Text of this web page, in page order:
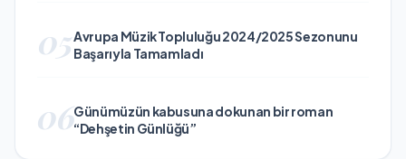
05Avrupa Müzik Topluluğu 2024/2025 Sezonunu
Başarıyla Tamamladı
06Günümüzün kabusuna dokunan bir roman
“Dehşetin Günlüğü”